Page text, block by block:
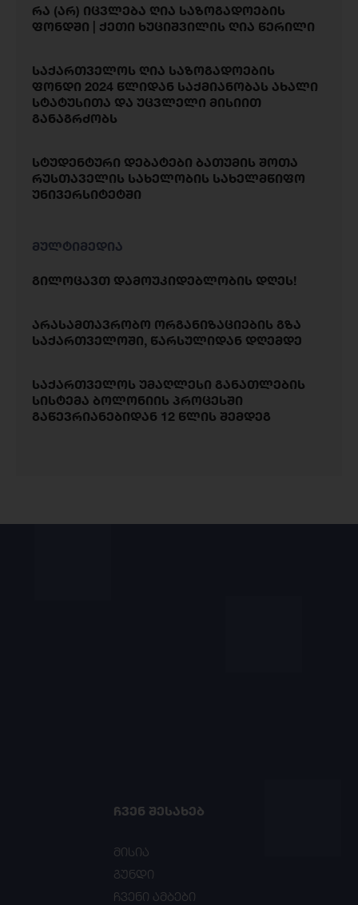
რა (არ) იცვლება ღია საზოგადოების
ფონდში | ქეთი ხუციშვილის ღია წერილი
საქართველოს ღია საზოგადოების
ფონდი 2024 წლიდან საქმიანობას ახალი
სტატუსითა და უცვლელი მისიით
განაგრძობს
სტუდენტური დებატები ბათუმის შოთა
რუსთაველის სახელობის სახელმწიფო
უნივერსიტეტში
მულტიმედია
გილოცავთ დამოუკიდებლობის დღეს!
არასამთავრობო ორგანიზაციების გზა
საქართველოში, წარსულიდან დღემდე
საქართველოს უმაღლესი განათლების
სისტემა ბოლონიის პროცესში
გაწევრიანებიდან 12 წლის შემდეგ
ᲩᲕᲔᲜ ᲨᲔᲡᲐᲮᲔᲑ
მისია
გუნდი
ჩვენი ამბები